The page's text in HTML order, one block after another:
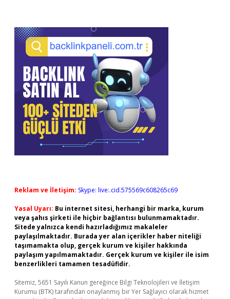
Reklam ve İletişim: Skype: live:.cid.575569c608265c69
Yasal Uyarı: Bu internet sitesi, herhangi bir marka, kurum
veya şahıs şirketi ile hiçbir bağlantısı bulunmamaktadır.
Sitede yalnızca kendi hazırladığımız makaleler
paylaşılmaktadır. Burada yer alan içerikler haber niteliği
taşımamakta olup, gerçek kurum ve kişiler hakkında
paylaşım yapılmamaktadır. Gerçek kurum ve kişiler ile isim
benzerlikleri tamamen tesadüfidir.
Sitemiz, 5651 Sayılı Kanun gereğince Bilgi Teknolojileri ve İletişim
Kurumu (BTK) tarafından onaylanmış bir Yer Sağlayıcı olarak hizmet